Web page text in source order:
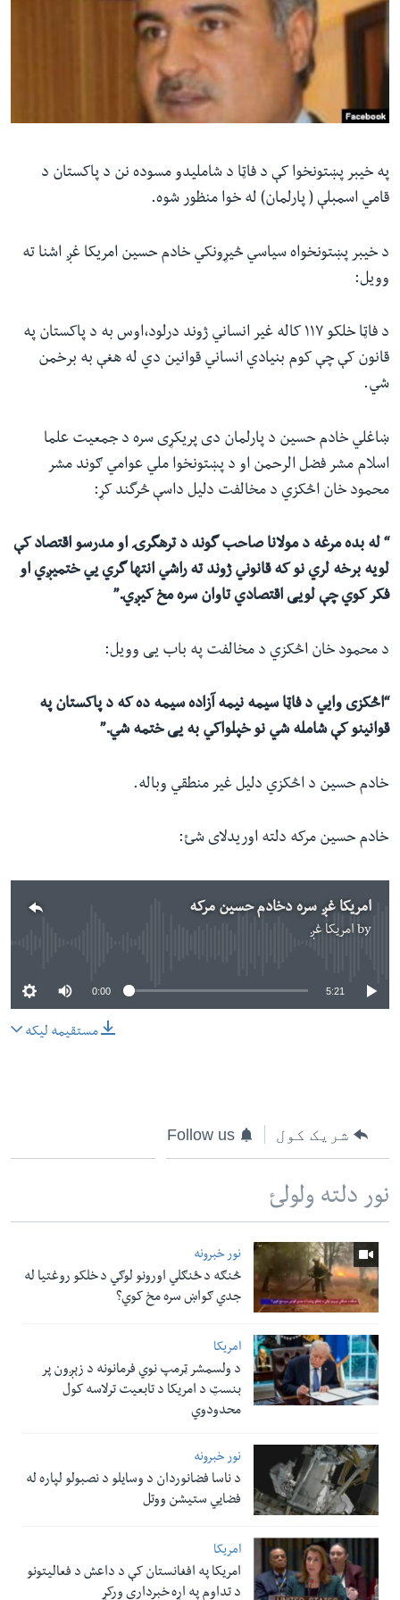
ځای
لاړ
له مونږ سره په تماس کې پاتې شئ
ژبې
په خيبر پښتونخوا کې د فاټا د شامليدو مسوده نن د پاکستان د
قامي اسمبلې ( پارلمان) له خوا منظور شوه.
د خيبر پښتونخواه سیاسي څيړونکي خادم حسين امريکا غږ اشنا ته
وويل:
د فاټا خلکو ١١٧ کاله غير انساني ژوند درلود،اوس به د پاکستان په
قانون کې چې کوم بنيادي انساني قوانين دي له هغې به برخمن
شي.
ښاغلي خادم حسین د پارلمان دی پريکړی سره د جمعیت علما
اسلام مشر فضل الرحمن او د پښتونخوا ملي عوامي ګوند مشر
محمود خان اڅکزي د مخالفت دليل داسې څرگند کړ:
“ له بده مرغه د مولانا صاحب گوند د ترهگرۍ او مدرسو اقتصاد کې
لويه برخه لري نو که قانوني ژوند ته راشي انتها گري يي ختميږي او
فکر کوي چې لويی اقتصادي تاوان سره مخ کيږي.”
د محمود خان اڅکزي د مخالفت په باب يی وويل:
“اڅکزی وايي د فاټا سیمه نيمه آزاده سیمه ده که د پاکستان په
قوانينو کې شامله شي نو خپلواکي به يی ختمه شي.”
خادم حسين د اڅکزي دليل غير منطقي وباله.
خادم حسین مرکه دلته اوريدلای شئ:
امريکا غږ سره دخادم حسين مرکه
by امریکا غږNo media source currently available
0:00 5:21
مستقیمه لیکه
شریک کول Follow us
نور دلته ولولئ
نور خبرونه
څنګه د ځنګلي اورونو لوګي د خلکو روغتیا له
جدي ګواښ سره مخ کوي؟
امریکا
د ولسمشر ټرمپ نوي فرمانونه د زېږون پر
بنسټ د امریکا د تابعیت ترلاسه کول
محدودوي
نور خبرونه
د ناسا فضانوردان د وسایلو د نصبولو لپاره له
فضایي ستیشن ووتل
امریکا
امریکا په افغانستان کې د داعش د فعالیتونو
د تداوم په اړه خبرداری ورکړ